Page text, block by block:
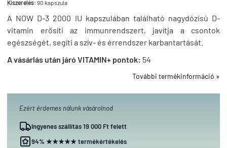
Kiszerelés: 90 kapszula
A NOW D-3 2000 IU kapszulában található nagydózisú D-
vitamin erősíti az immunrendszert, javítja a csontok
egészségét, segíti a szív- és érrendszer karbantartását.
A vásárlás után járó VITAMIN+ pontok: 54
További termékinformáció »
Ezért érdemes nálunk vásárolnod
Ingyenes szállítás 19 000 Ft felett
94% ★★★★★ termékértékelés